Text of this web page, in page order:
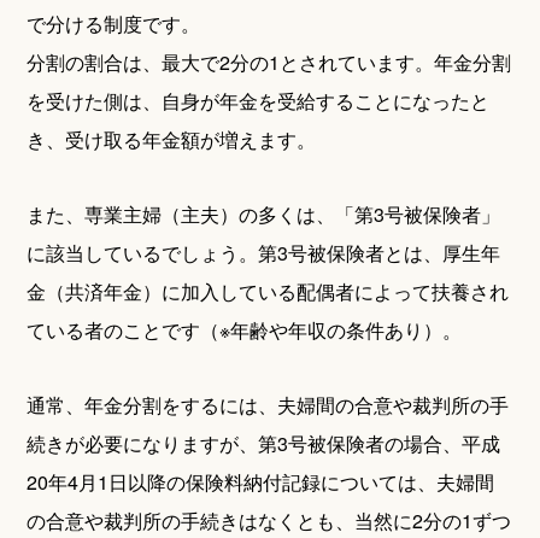
で分ける制度です。
分割の割合は、最大で2分の1とされています。年金分割
を受けた側は、自身が年金を受給することになったと
き、受け取る年金額が増えます。
また、専業主婦（主夫）の多くは、「第3号被保険者」
に該当しているでしょう。第3号被保険者とは、厚生年
金（共済年金）に加入している配偶者によって扶養され
ている者のことです（※年齢や年収の条件あり）。
通常、年金分割をするには、夫婦間の合意や裁判所の手
続きが必要になりますが、第3号被保険者の場合、平成
20年4月1日以降の保険料納付記録については、夫婦間
の合意や裁判所の手続きはなくとも、当然に2分の1ずつ